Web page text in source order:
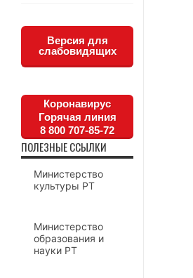
Версия для
слабовидящих
Коронавирус
Горячая линия
8 800 707-85-72
ПОЛЕЗНЫЕ ССЫЛКИ
Министерство
культуры РТ
Министерство
образования и
науки РТ